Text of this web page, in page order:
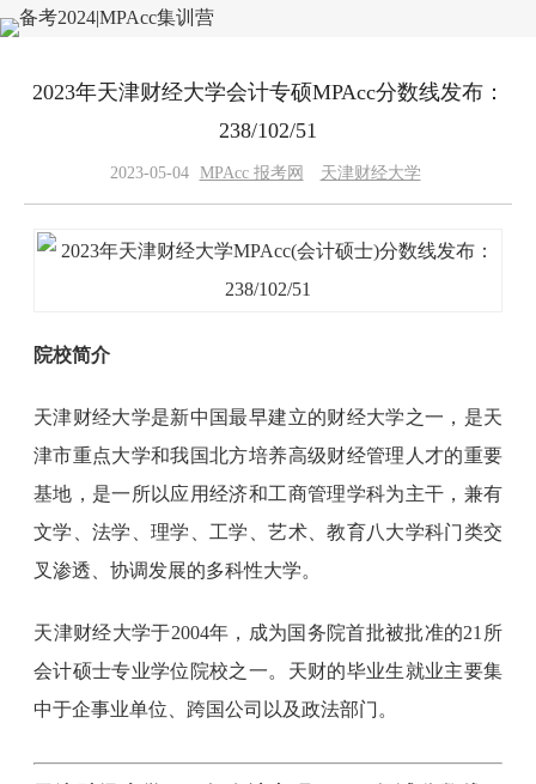
2023年天津财经大学会计专硕MPAcc分数线发布：
238/102/51
2023-05-04 MPAcc 报考网 天津财经大学
院校简介
天津财经大学是新中国最早建立的财经大学之一，是天
津市重点大学和我国北方培养高级财经管理人才的重要
基地，是一所以应用经济和工商管理学科为主干，兼有
文学、法学、理学、工学、艺术、教育八大学科门类交
叉渗透、协调发展的多科性大学。
天津财经大学于2004年，成为国务院首批被批准的21所
会计硕士专业学位院校之一。天财的毕业生就业主要集
中于企事业单位、跨国公司以及政法部门。